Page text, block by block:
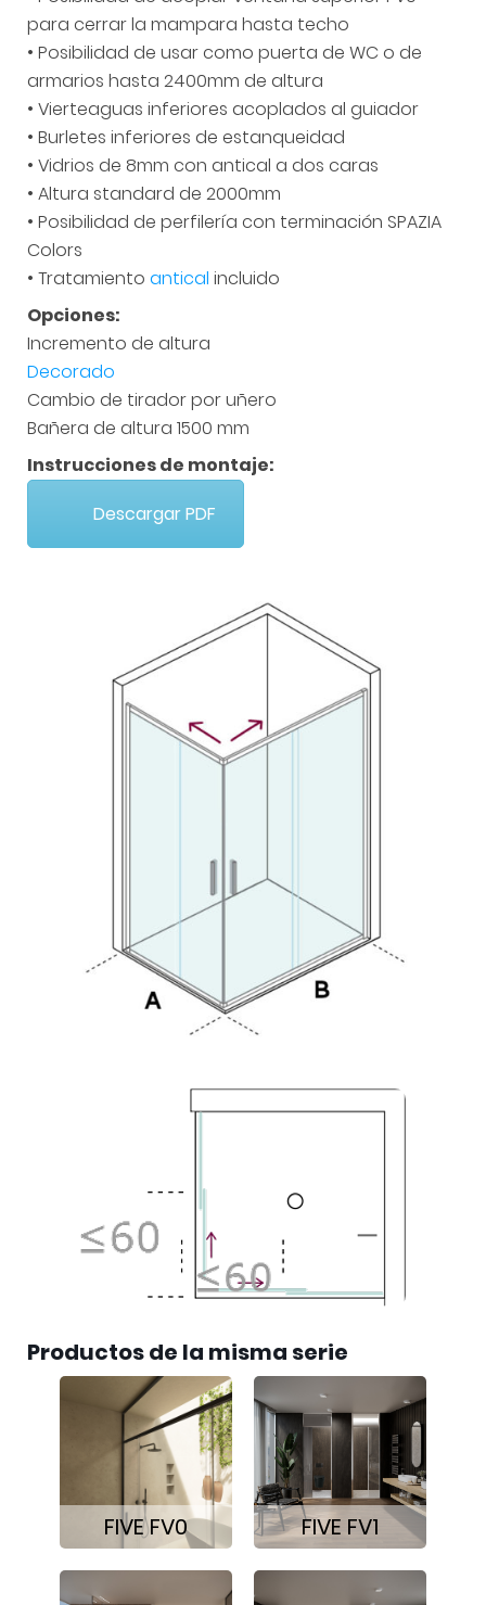
• Posibilidad de acoplar ventana superior FV0
para cerrar la mampara hasta techo
• Posibilidad de usar como puerta de WC o de
armarios hasta 2400mm de altura
• Vierteaguas inferiores acoplados al guiador
• Burletes inferiores de estanqueidad
• Vidrios de 8mm con antical a dos caras
• Altura standard de 2000mm
• Posibilidad de perfilería con terminación SPAZIA
Colors
• Tratamiento
Opciones:
Incremento de altura
Decorado
Cambio de tirador por uñero
Bañera de altura 1500 mm
Instrucciones de montaje:
Productos de la misma serie
FIVE FV0 FIVE FV1